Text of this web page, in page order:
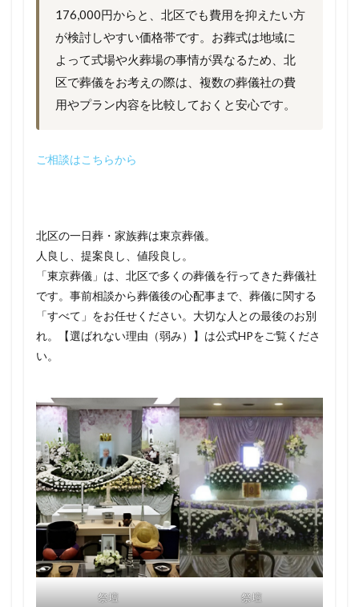
176,000円からと、北区でも費用を抑えたい方
が検討しやすい価格帯です。お葬式は地域に
よって式場や火葬場の事情が異なるため、北
区で葬儀をお考えの際は、複数の葬儀社の費
用やプラン内容を比較しておくと安心です。
ご相談はこちらから
北区の一日葬・家族葬は東京葬儀。
人良し、提案良し、値段良し。
「東京葬儀」は、北区で多くの葬儀を行ってきた葬儀社
です。事前相談から葬儀後の心配事まで、葬儀に関する
「すべて」をお任せください。大切な人との最後のお別
れ。【選ばれない理由（弱み）】は公式HPをご覧くださ
い。
祭壇 祭壇